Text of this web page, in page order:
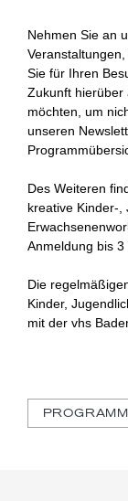
Nehmen Sie an
Sie für Ihren
Zukunft hierüber
möchten, um
unseren
Des Weiteren
kreative Kinder-,
Anmeldung bis 3
Die
Kinder,
mit der vhs